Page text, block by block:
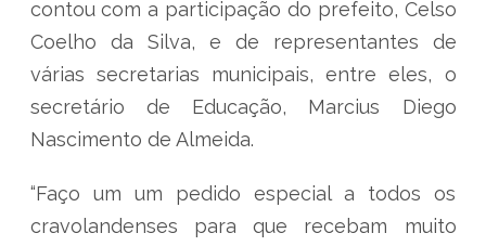
contou com a participação do prefeito, Celso
Coelho da Silva, e de representantes de
várias secretarias municipais, entre eles, o
secretário de Educação, Marcius Diego
Nascimento de Almeida.
“Faço um um pedido especial a todos os
cravolandenses para que recebam muito